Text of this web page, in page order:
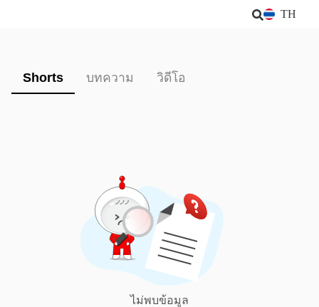
TH
Shorts บทความ วิดีโอ
ไม่พบข้อมูล